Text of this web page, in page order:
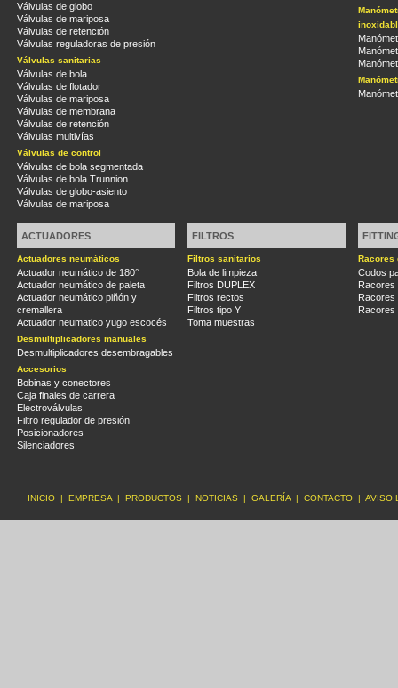
Válvulas de globo
Válvulas de mariposa
Válvulas de retención
Válvulas reguladoras de presión
Válvulas sanitarias
Válvulas de bola
Válvulas de flotador
Válvulas de mariposa
Válvulas de membrana
Válvulas de retención
Válvulas multivías
Válvulas de control
Válvulas de bola segmentada
Válvulas de bola Trunnion
Válvulas de globo-asiento
Válvulas de mariposa
ACTUADORES
Actuadores neumáticos
Actuador neumático de 180°
Actuador neumático de paleta
Actuador neumático piñón y
cremallera
Actuador neumatico yugo escocés
Desmultiplicadores manuales
Desmultiplicadores desembragables
Accesorios
Bobinas y conectores
Caja finales de carrera
Electroválvulas
Filtro regulador de presión
Posicionadores
Silenciadores
FILTROS
Filtros sanitarios
Bola de limpieza
Filtros DUPLEX
Filtros rectos
Filtros tipo Y
Toma muestras
Racores
Codos
Racores
Racores
Racores
INICIO | EMPRESA | PRODUCTOS | NOTICIAS | GALERÍA | CONTACTO | AVISO